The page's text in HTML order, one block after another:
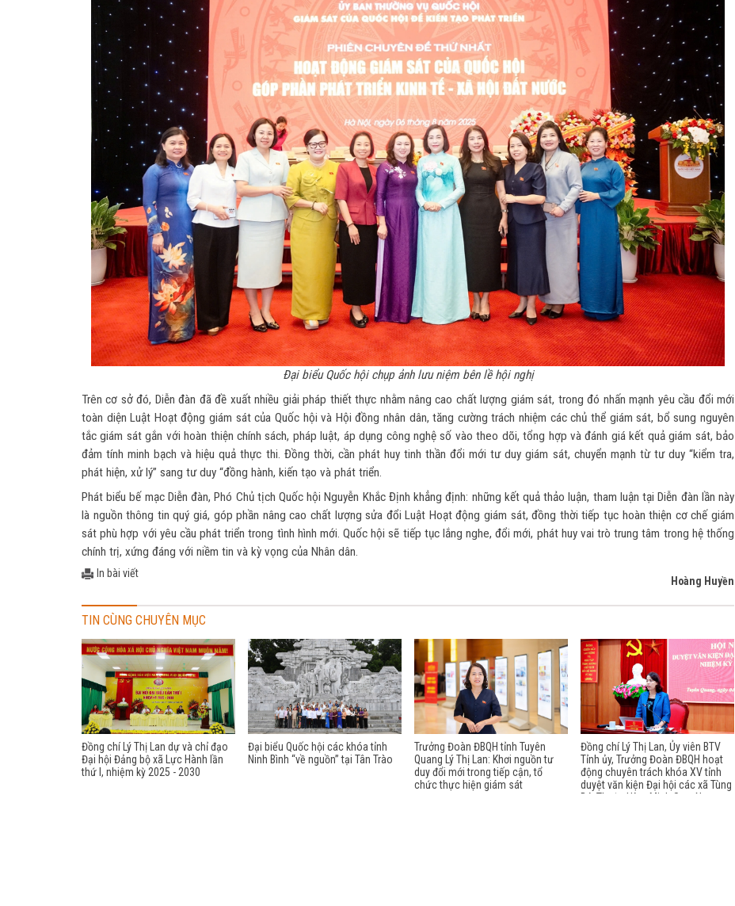
Đại biểu Quốc hội chụp ảnh lưu niệm bên lề hội nghị
Trên cơ sở đó, Diễn đàn đã đề xuất nhiều giải pháp thiết thực nhằm nâng cao chất lượng giám sát, trong đó nhấn mạnh yêu cầu đổi mới
toàn diện Luật Hoạt động giám sát của Quốc hội và Hội đồng nhân dân, tăng cường trách nhiệm các chủ thể giám sát, bổ sung nguyên
tắc giám sát gắn với hoàn thiện chính sách, pháp luật, áp dụng công nghệ số vào theo dõi, tổng hợp và đánh giá kết quả giám sát, bảo
đảm tính minh bạch và hiệu quả thực thi. Đồng thời, cần phát huy tinh thần đổi mới tư duy giám sát, chuyển mạnh từ tư duy “kiểm tra,
phát hiện, xử lý” sang tư duy “đồng hành, kiến tạo và phát triển.
Phát biểu bế mạc Diễn đàn, Phó Chủ tịch Quốc hội Nguyễn Khắc Định khẳng định: những kết quả thảo luận, tham luận tại Diễn đàn lần này
là nguồn thông tin quý giá, góp phần nâng cao chất lượng sửa đổi Luật Hoạt động giám sát, đồng thời tiếp tục hoàn thiện cơ chế giám
sát phù hợp với yêu cầu phát triển trong tình hình mới. Quốc hội sẽ tiếp tục lắng nghe, đổi mới, phát huy vai trò trung tâm trong hệ thống
chính trị, xứng đáng với niềm tin và kỳ vọng của Nhân dân.
Hoàng Huyền
In bài viết
TIN CÙNG CHUYÊN MỤC
Đồng chí Lý Thị Lan dự và chỉ đạo
Đại hội Đảng bộ xã Lực Hành lần
thứ I, nhiệm kỳ 2025 - 2030
Đại biểu Quốc hội các khóa tỉnh
Ninh Bình “về nguồn” tại Tân Trào
Trưởng Đoàn ĐBQH tỉnh Tuyên
Quang Lý Thị Lan: Khơi nguồn tư
duy đổi mới trong tiếp cận, tổ
chức thực hiện giám sát
Đồng chí Lý Thị Lan, Ủy viên BTV
Tỉnh ủy, Trưởng Đoàn ĐBQH hoạt
động chuyên trách khóa XV tỉnh
duyệt văn kiện Đại hội các xã Tùng
Bá, Thuận Hòa, Minh Sơn, Ngọc